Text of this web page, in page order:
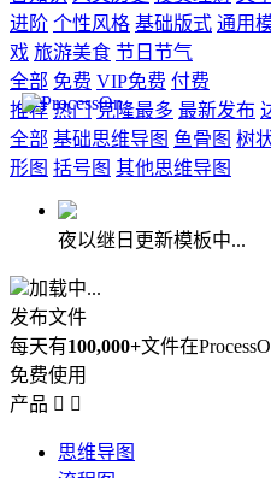
进阶 个性风格 基础版式 通用
戏 旅游美食 节日节气
全部 免费 VIP免费 付费
推荐 热门 克隆最多 最新发布
全部 基础思维导图 鱼骨图 树
形图 括号图 其他思维导图
夜以继日更新模板中...
加载中...
发布文件
每天有100,000+文件在
免费使用
产品  
思维导图